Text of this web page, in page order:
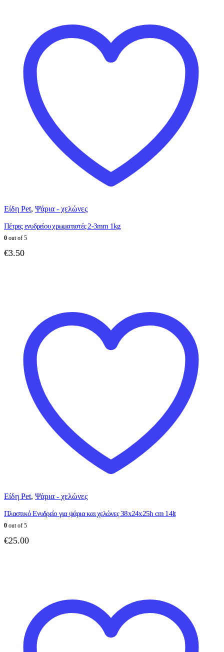
Είδη Pet, Ψάρια - χελώνες
Πέτρες ενυδρείου χρωματιστές 2-3mm 1kg
0 out of 5
€3.50
Είδη Pet, Ψάρια - χελώνες
Πλαστικό Ενυδρείο για ψάρια και χελώνες 38x24x25h cm 14lt
0 out of 5
€25.00